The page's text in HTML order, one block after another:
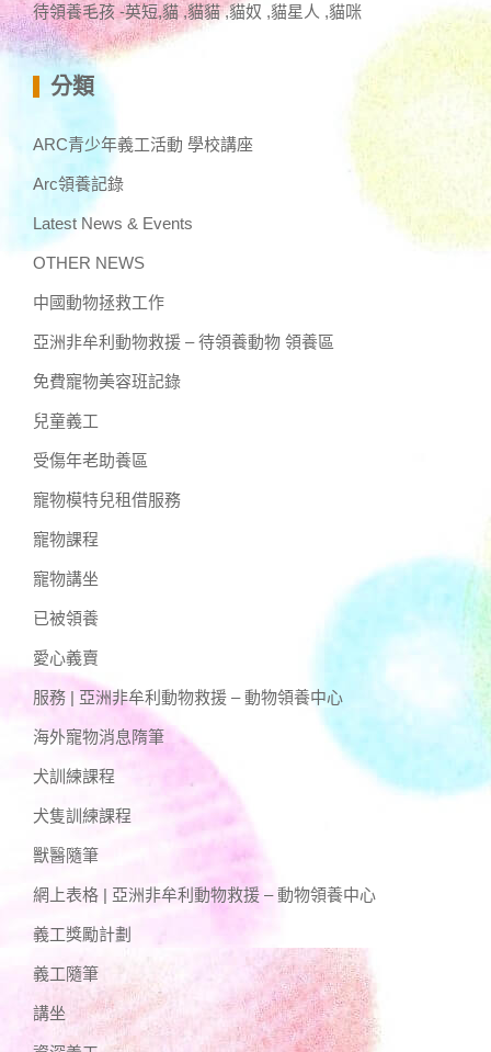
待領養毛孩 -英短,貓 ,貓貓 ,貓奴 ,貓星人 ,貓咪
分類
ARC青少年義工活動 學校講座
Arc領養記錄
Latest News & Events
OTHER NEWS
中國動物拯救工作
亞洲非牟利動物救援 – 待領養動物 領養區
免費寵物美容班記錄
兒童義工
受傷年老助養區
寵物模特兒租借服務
寵物課程
寵物講坐
已被領養
愛心義賣
服務 | 亞洲非牟利動物救援 – 動物領養中心
海外寵物消息隋筆
犬訓練課程
犬隻訓練課程
獸醫隨筆
網上表格 | 亞洲非牟利動物救援 – 動物領養中心
義工獎勵計劃
義工隨筆
講坐